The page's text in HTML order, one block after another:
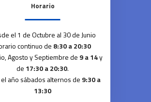
Horario
el 1 de Octubre al 30 de Junio
continuo de 8:30 a 20:30
Agosto y Septiembre de 9 a 14y
de 17:30 a 20:30.
año sábados alternos de 9:30 a
13:30